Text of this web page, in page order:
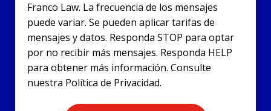
Franco Law. La frecuencia de los mensajes
puede variar. Se pueden aplicar tarifas de
mensajes y datos. Responda STOP para optar
por no recibir más mensajes. Responda HELP
para obtener más información. Consulte
nuestra Política de Privacidad.